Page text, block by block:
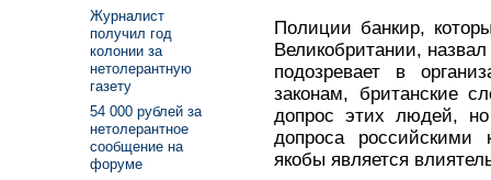
Полиции банкир,
Великобритании,
подозревает в
законам, британские
допрос этих людей,
допроса
якобы является
Журналист
получил год
колонии за
нетолерантную
газету
54 000 рублей за
нетолерантное
сообщение на
форуме